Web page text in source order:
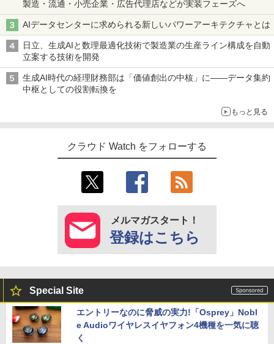
製造・流通・小売企業・広告代理店などが実装フェーズへ
AIデータセンターに求められる新しいパワーアーキテクチャとは
日立、生成AIと数理最適化技術で製造業の生産ライン構成を自動
立案する技術を開発
生成AI時代の経理財務部は「価値創出の中核」に――データ集約
中枢としての役割転換を
もっと見る
クラウド Watch をフォローする
メルマガスタート！
登録はこちら
Special Site
エントリーなのに脅威の実力!「Osprey」Nobl
e Audioワイヤレスイヤフォン4機種を一気に聴
く